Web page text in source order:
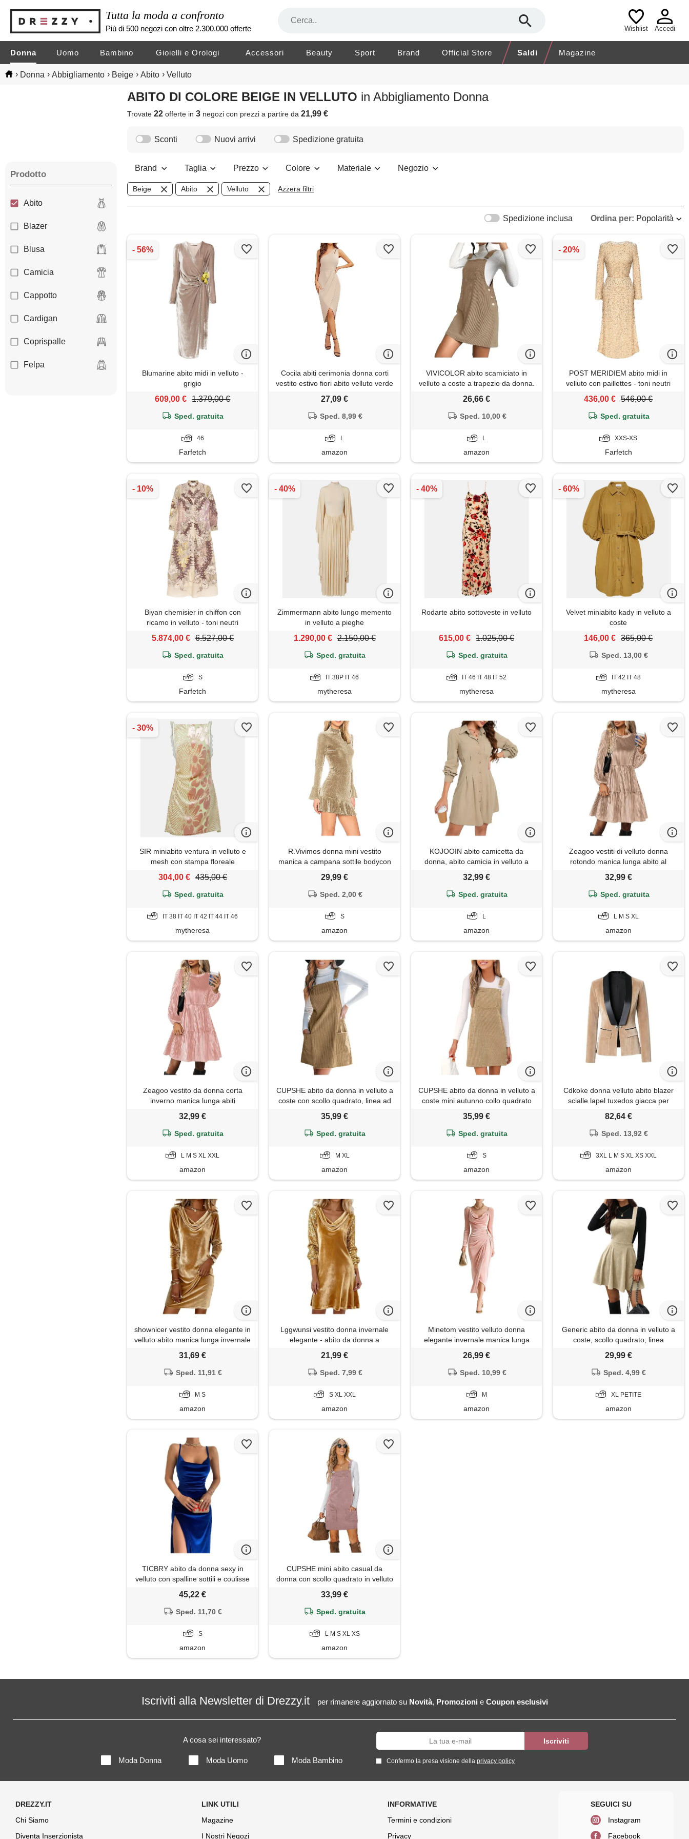
Tutta la moda a confronto
Più di 500 negozi con oltre 2.300.000 offerte Wishlist Accedi
Donna Uomo Bambino Gioielli e Orologi Accessori Beauty Sport Brand Official Store Saldi Magazine
› Donna › Abbigliamento › Beige › Abito › Velluto
ABITO DI COLORE BEIGE IN VELLUTO in Abbigliamento Donna
Trovate22 offerte in3 negozicon prezzi a partire da21,99 €
Prodotto
Abito
Blazer
Blusa
Camicia
Cappotto
Cardigan
Coprispalle
Felpa
Sconti Nuovi arrivi Spedizione gratuita
Brand Taglia Prezzo Colore Materiale Negozio
Beige Abito Velluto Azzera filtri
Ordina per: Popolarità
Spedizione inclusa
Blumarine abito midi in velluto -
grigio
609,00 € 1.379,00 €
Sped. gratuita
46
Farfetch
Cocila abiti cerimonia donna corti
vestito estivo fiori abito velluto verde
donna vestiti per ragazza eleganti
vestiti elegante donna estivi vestito
corto cerimonia donna (beige, l)
27,09 €
Sped. 8,99 €
L
amazon
VIVICOLOR abito scamiciato in
velluto a coste a trapezio da donna.
Abito con salopette in velluto a
coste
26,66 €
Sped. 10,00 €
L
amazon
POST MERIDIEM abito midi in
velluto con paillettes - toni neutri
436,00 € 546,00 €
Sped. gratuita
XXS-XS
Farfetch
Biyan chemisier in chiffon con
ricamo in velluto - toni neutri
5.874,00 € 6.527,00 €
Sped. gratuita
S
Farfetch
Zimmermann abito lungo memento
in velluto a pieghe
1.290,00 € 2.150,00 €
Sped. gratuita
IT 38P IT 46
mytheresa
Rodarte abito sottoveste in velluto
615,00 € 1.025,00 €
Sped. gratuita
IT 46 IT 48 IT 52
mytheresa
Velvet miniabito kady in velluto a
coste
146,00 € 365,00 €
Sped. 13,00 €
IT 42 IT 48
mytheresa
SIR miniabito ventura in velluto e
mesh con stampa floreale
304,00 € 435,00 €
Sped. gratuita
IT 38 IT 40 IT 42 IT 44 IT 46
mytheresa
R.Vivimos donna mini vestito
manica a campana sottile bodycon
corto(s, champagne)
29,99 €
Sped. 2,00 €
S
amazon
KOJOOIN abito camicetta da
donna, abito camicia in velluto a
tunica a trapezio, abito mini in
velluto a coste con tasca e
32,99 €
Sped. gratuita
L
amazon
Zeagoo vestiti di velluto donna
rotondo manica lunga abito al
32,99 €
Sped. gratuita
L M S XL
amazon
Zeagoo vestito da donna corta
inverno manica lunga abiti
32,99 €
Sped. gratuita
L M S XL XXL
amazon
CUPSHE abito da donna in velluto a
coste con scollo quadrato, linea ad
35,99 €
Sped. gratuita
M XL
amazon
CUPSHE abito da donna in velluto a
coste mini autunno collo quadrato
bottoni laterali abiti autunnali,
albicocca, s
35,99 €
Sped. gratuita
S
amazon
Cdkoke donna velluto abito blazer
scialle lapel tuxedos giacca per
82,64 €
Sped. 13,92 €
3XL L M S XL XS XXL
amazon
shownicer vestito donna elegante in
velluto abito manica lunga invernale
per casual cocktail feste autunno e
inverno a oro m
31,69 €
Sped. 11,91 €
M S
amazon
Lggwunsi vestito donna invernale
elegante - abito da donna a
patchwork in velluto, elegante, tinta
unita, con risvolto, per feste di
21,99 €
Sped. 7,99 €
S XL XXL
amazon
Minetom vestito velluto donna
elegante invernale manica lunga
cocktail cerimonia a rosa m
26,99 €
Sped. 10,99 €
M
amazon
Generic abito da donna in velluto a
coste, scollo quadrato, linea
pagliaccetto con bretelle, gonna,
albicocca, xl petite
29,99 €
Sped. 4,99 €
XL PETITE
amazon
TICBRY abito da donna sexy in
velluto con spalline sottili e coulisse
45,22 €
Sped. 11,70 €
S
amazon
CUPSHE mini abito casual da
donna con scollo quadrato in velluto
spalline larghe salopette corta, viola
chiaro, l
33,99 €
Sped. gratuita
L M S XL XS
amazon
Iscriviti alla Newsletter di Drezzy.it per rimanere aggiornato su Novità, Promozioni e Coupon esclusivi
A cosa sei interessato?
Moda Donna Moda Uomo Moda Bambino Confermo la presa visione della privacy policy
Chi Siamo
Diventa Inserzionista
Magazine
I Nostri Negozi
Termini e condizioni
Privacy
Instagram
Facebook